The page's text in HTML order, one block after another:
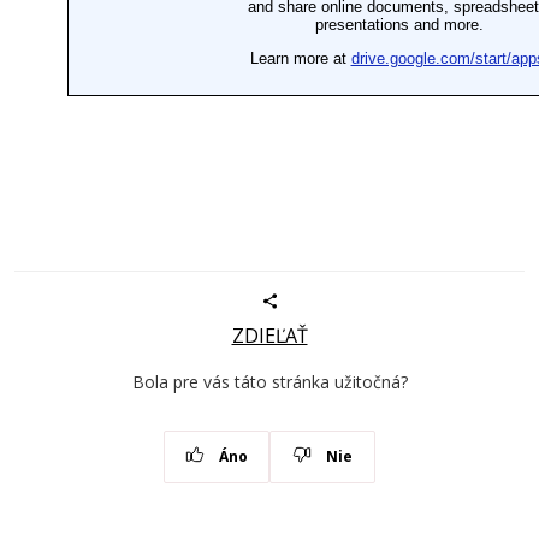
ZDIEĽAŤ
Bola pre vás táto stránka užitočná?
Áno Nie